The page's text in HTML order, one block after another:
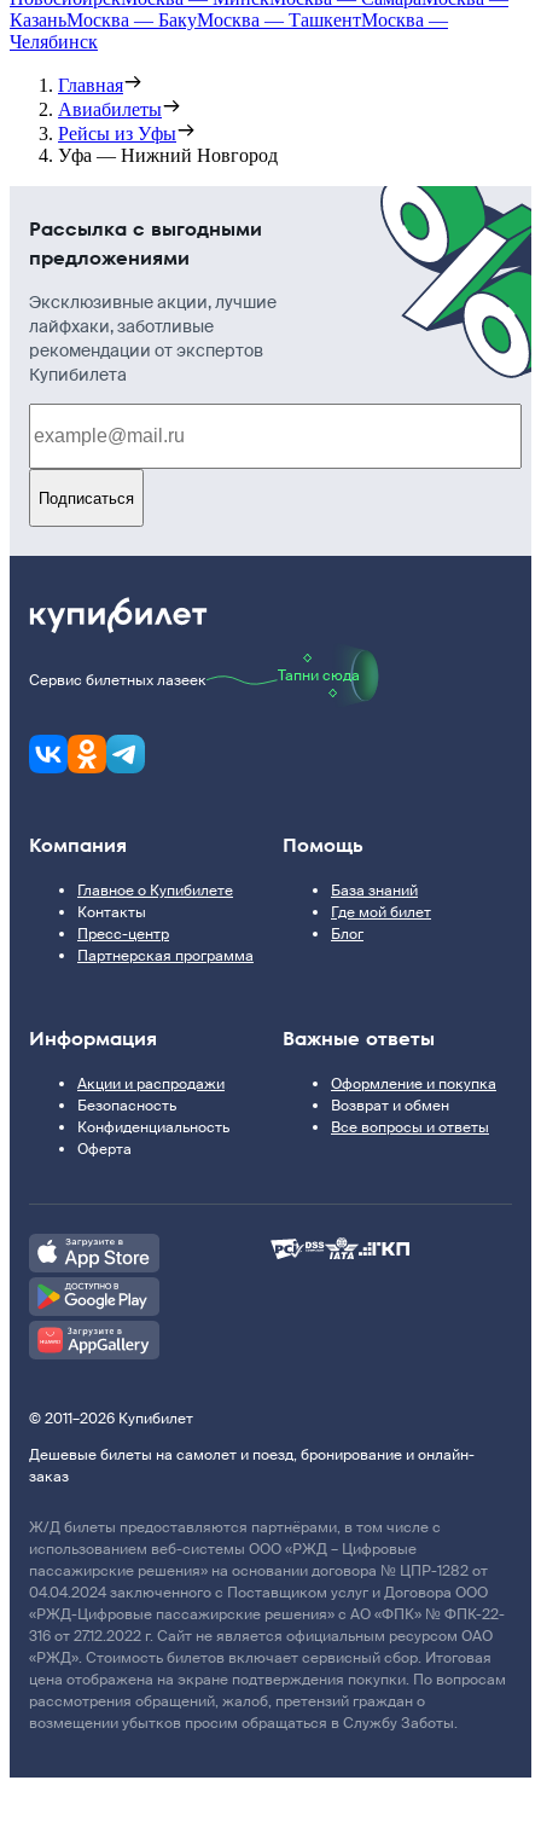
КазаньМосква — БакуМосква — ТашкентМосква —
Челябинск
Главная
Авиабилеты
Рейсы из Уфы
Уфа — Нижний Новгород
Рассылка с выгодными
предложениями
Эксклюзивные акции, лучшие
лайфхаки, заботливые
рекомендации от экспертов
Купибилета
Подписаться
Сервис билетных лазеек Тапни сюда
Компания
Главное о Купибилете
Контакты
Пресс-центр
Партнерская программа
Помощь
База знаний
Где мой билет
Блог
Информация
Акции и распродажи
Безопасность
Конфиденциальность
Оферта
Важные ответы
Оформление и покупка
Возврат и обмен
Все вопросы и ответы
© 2011–2026 Купибилет
Дешевые билеты на самолет и поезд, бронирование и онлайн-
заказ
Ж/Д билеты предоставляются партнёрами, в том числе с
использованием веб-системы ООО «РЖД – Цифровые
пассажирские решения» на основании договора № ЦПР-1282 от
04.04.2024 заключенного с Поставщиком услуг и Договора ООО
«РЖД-Цифровые пассажирские решения» с АО «ФПК» № ФПК-22-
316 от 27.12.2022 г. Сайт не является официальным ресурсом ОАО
«РЖД». Стоимость билетов включает сервисный сбор. Итоговая
цена отображена на экране подтверждения покупки. По вопросам
рассмотрения обращений, жалоб, претензий граждан о
возмещении убытков просим обращаться в Службу Заботы.